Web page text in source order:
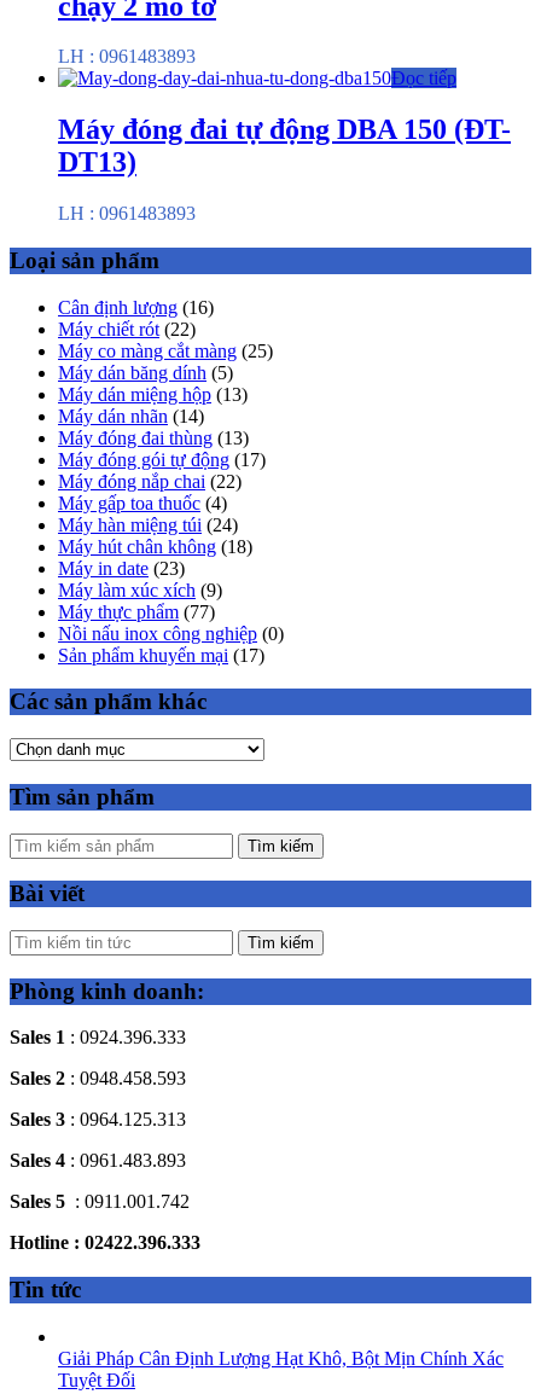
LH : 0961483893
Đọc tiếp
Máy đóng đai tự động DBA 150 (ĐT-
DT13)
LH : 0961483893
Loại sản phẩm
Cân định lượng (16)
Máy chiết rót (22)
Máy co màng cắt màng (25)
Máy dán băng dính (5)
Máy dán miệng hộp (13)
Máy dán nhãn (14)
Máy đóng đai thùng (13)
Máy đóng gói tự động (17)
Máy đóng nắp chai (22)
Máy gấp toa thuốc (4)
Máy hàn miệng túi (24)
Máy hút chân không (18)
Máy in date (23)
Máy làm xúc xích (9)
Máy thực phẩm (77)
Nồi nấu inox công nghiệp (0)
Sản phẩm khuyến mại (17)
Các sản phẩm khác
Tìm sản phẩm
Tìm kiếm
Bài viết
Tìm kiếm
Phòng kinh doanh:
Sales 1 : 0924.396.333
Sales 2 : 0948.458.593
Sales 3 : 0964.125.313
Sales 4 : 0961.483.893
Sales 5 : 0911.001.742
Hotline : 02422.396.333
Tin tức
Giải Pháp Cân Định Lượng Hạt Khô, Bột Mịn Chính Xác
Tuyệt Đối